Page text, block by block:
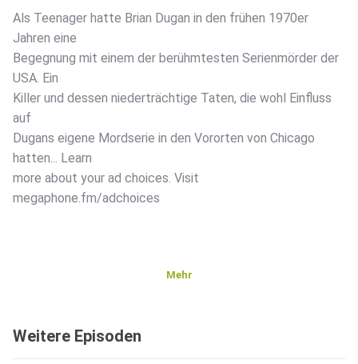
Als Teenager hatte Brian Dugan in den frühen 1970er
Jahren eine
Begegnung mit einem der berühmtesten Serienmörder der
USA. Ein
Killer und dessen niederträchtige Taten, die wohl Einfluss
auf
Dugans eigene Mordserie in den Vororten von Chicago
hatten... Learn
more about your ad choices. Visit
megaphone.fm/adchoices
Mehr
Weitere Episoden